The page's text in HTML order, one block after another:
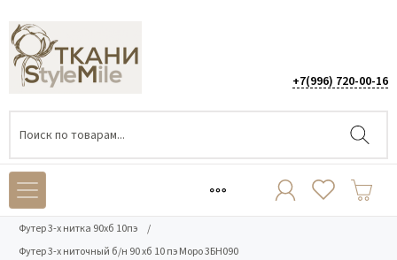
+7(996) 720-00-16
Каталог
Футер 3-х нитка 90хб 10пэ
/
Футер 3-х ниточный б/н 90 хб 10 пэ Моро 3БН090